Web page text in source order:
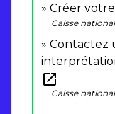
Créer
Caisse
Contactez
open_in_new
Caisse